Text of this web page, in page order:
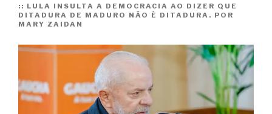
:: LULA INSULTA A DEMOCRACIA AO DIZER QUE
DITADURA DE MADURO NÃO É DITADURA. POR
MARY ZAIDAN